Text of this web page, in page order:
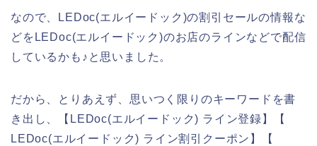
なので、LEDoc(エルイードック)の割引セールの情報な
どをLEDoc(エルイードック)のお店のラインなどで配信
しているかも♪と思いました。
だから、とりあえず、思いつく限りのキーワードを書
き出し、【LEDoc(エルイードック) ライン登録】【
LEDoc(エルイードック) ライン割引クーポン】【